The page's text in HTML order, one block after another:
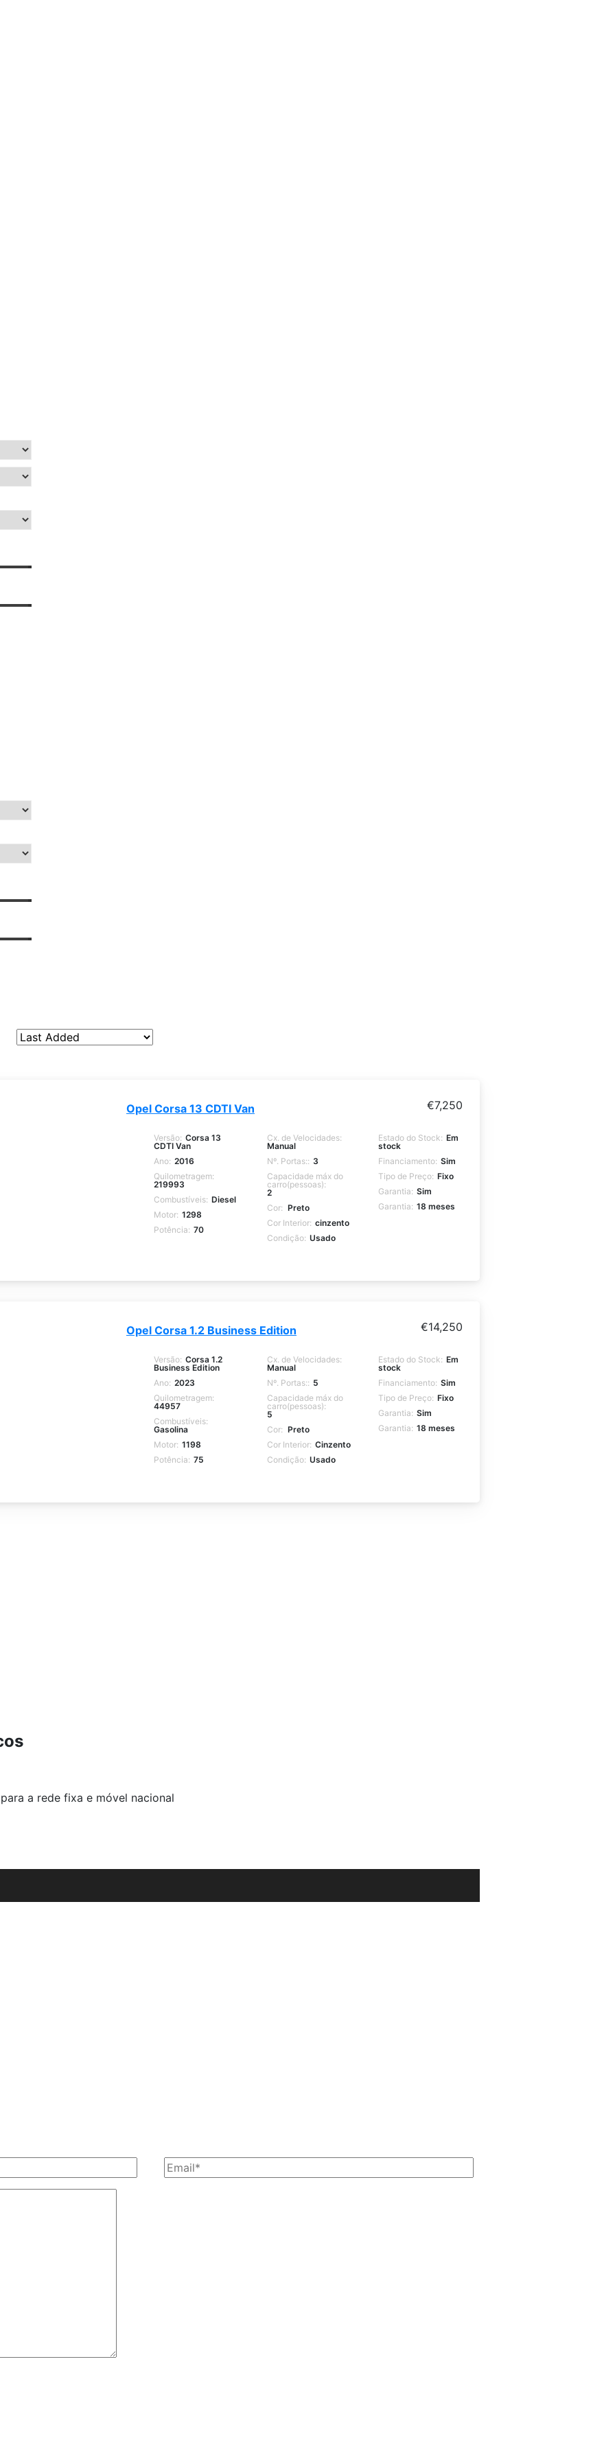
Opel Corsa 13 CDTI Van €7,250
Versão: Corsa 13
CDTI Van
Ano: 2016
Quilometragem:
219993
Combustíveis: Diesel
Motor: 1298
Potência: 70
Cx. de Velocidades:
Manual
Nº. Portas:: 3
Capacidade máx do
carro(pessoas):
2
Cor: Preto
Cor Interior: cinzento
Condição: Usado
Estado do Stock: Em
stock
Financiamento: Sim
Tipo de Preço: Fixo
Garantia: Sim
Garantia: 18 meses
Opel Corsa 1.2 Business Edition €14,250
Versão: Corsa 1.2
Business Edition
Ano: 2023
Quilometragem:
44957
Combustíveis:
Gasolina
Motor: 1198
Potência: 75
Cx. de Velocidades:
Manual
Nº. Portas:: 5
Capacidade máx do
carro(pessoas):
5
Cor: Preto
Cor Interior: Cinzento
Condição: Usado
Estado do Stock: Em
stock
Financiamento: Sim
Tipo de Preço: Fixo
Garantia: Sim
Garantia: 18 meses
a rede fixa e móvel nacional